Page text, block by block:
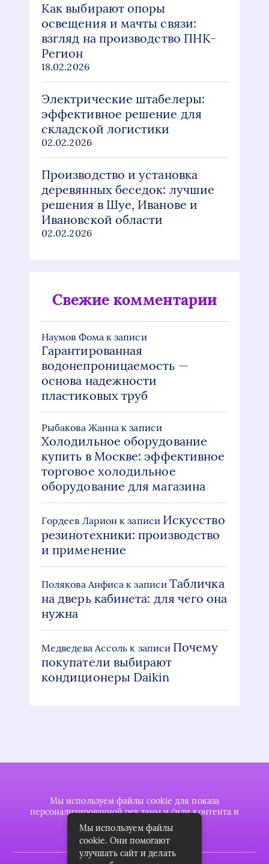
Как выбирают опоры
освещения и мачты связи:
взгляд на производство ПНК-
Регион
18.02.2026
Электрические штабелеры:
эффективное решение для
складской логистики
02.02.2026
Производство и установка
деревянных беседок: лучшие
решения в Шуе, Иванове и
Ивановской области
02.02.2026
Свежие комментарии
Наумов Фомак записи
Гарантированная
водонепроницаемость —
основа надежности
пластиковых труб
Рыбакова Жанна к записи
Холодильное оборудование
купить в Москве: эффективное
торговое холодильное
оборудование для магазина
Гордеев Ларион к записи Искусство
резинотехники: производство
и применение
Полякова Анфиса к записиТабличка
на дверь кабинета: для чего она
нужна
Медведева Ассоль к записи Почему
покупатели выбирают
кондиционеры Daikin
Мы используем файлы cookie для показа
персонализированной рекламы и/или контента и
анализа нашего трафика.
Мы используем файлы
cookie. Они помогают
улучшать сайт и делать